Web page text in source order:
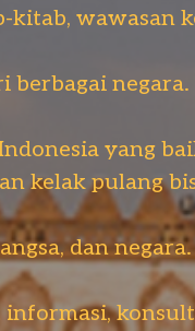
wawasan
berbagai negara.
yang
kelak pulang
dan negara.
informasi,